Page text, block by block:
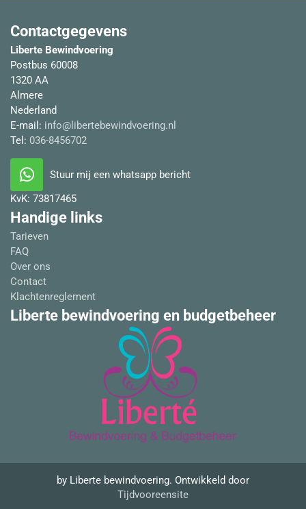
Contactgegevens
Liberte Bewindvoering
Postbus 60008
1320 AA
Almere
Nederland
E-mail: info@libertebewindvoering.nl
Tel: 036-8456702
Stuur mij een whatsapp bericht
KvK: 73817465
Handige links
Tarieven
FAQ
Over ons
Contact
Klachtenreglement
Liberte bewindvoering en budgetbeheer
by Liberte bewindvoering. Ontwikkeld door
Tijdvooreensite